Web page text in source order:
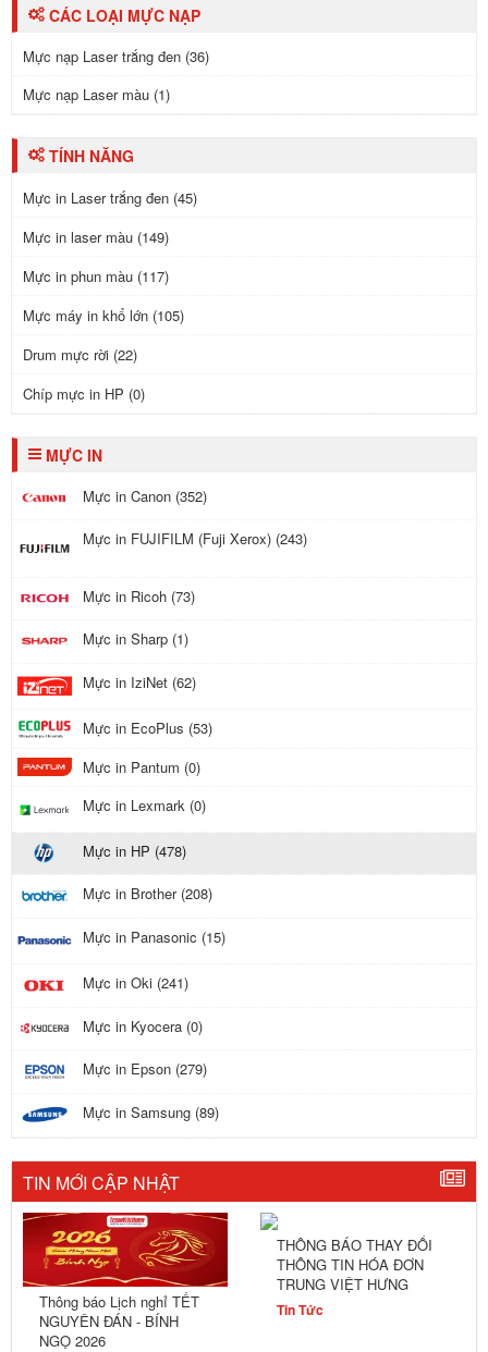
CÁC LOẠI MỰC NẠP
Mực nạp Laser trắng đen (36)
Mực nạp Laser màu (1)
TÍNH NĂNG
Mực in Laser trắng đen (45)
Mực in laser màu (149)
Mực in phun màu (117)
Mực máy in khổ lớn (105)
Drum mực rời (22)
Chíp mực in HP (0)
MỰC IN
Mực in Canon (352)
Mực in FUJIFILM (Fuji Xerox) (243)
Mực in Ricoh (73)
Mực in Sharp (1)
Mực in IziNet (62)
Mực in EcoPlus (53)
Mực in Pantum (0)
Mực in Lexmark (0)
Mực in HP (478)
Mực in Brother (208)
Mực in Panasonic (15)
Mực in Oki (241)
Mực in Kyocera (0)
Mực in Epson (279)
Mực in Samsung (89)
TIN MỚI CẬP NHẬT
Thông báo Lịch nghỉ TẾT
NGUYÊN ĐÁN - BÍNH
NGỌ 2026
THÔNG BÁO THAY ĐỔI
THÔNG TIN HÓA ĐƠN
TRUNG VIỆT HƯNG
Tin Tức